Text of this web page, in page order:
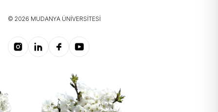
© 2026 MUDANYA ÜNIVERSITESI